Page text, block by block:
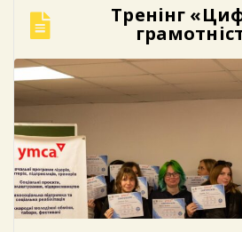
орнаменти, різноманіття
унікальні візерунки
Тренінг